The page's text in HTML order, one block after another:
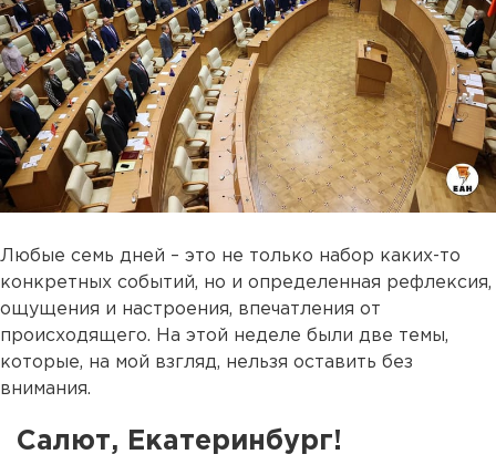
Любые семь дней – это не только набор каких-то
конкретных событий, но и определенная рефлексия,
ощущения и настроения, впечатления от
происходящего. На этой неделе были две темы,
которые, на мой взгляд, нельзя оставить без
внимания.
Салют, Екатеринбург!